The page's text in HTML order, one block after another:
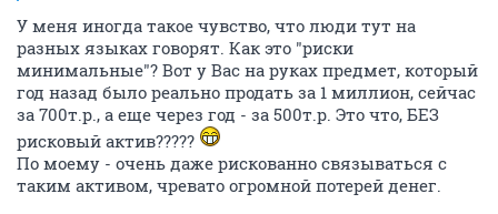
У меня иногда такое чувство, что люди тут на
разных языках говорят. Как это "риски
минимальные"? Вот у Вас на руках предмет, который
год назад было реально продать за 1 миллион, сейчас
за 700т.р., а еще через год - за 500т.р. Это что, БЕЗ
рисковый актив?????
По моему - очень даже рискованно связываться с
таким активом, чревато огромной потерей денег.